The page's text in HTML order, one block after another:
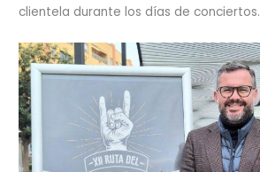
clientela durante los días de conciertos.